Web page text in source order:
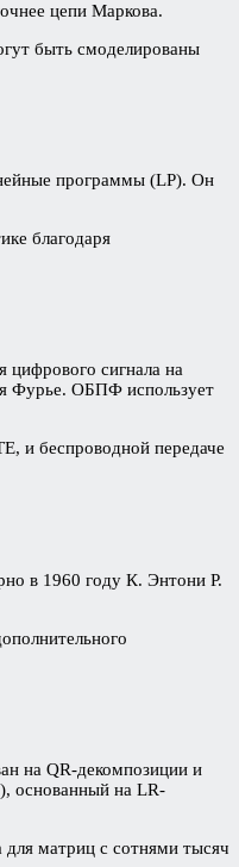
цепи Маркова.
быть смоделированы
программы (LP). Он
благодаря
сигнала на
Фурье. ОБПФ использует
и беспроводной передаче
в 1960 году К. Энтони Р.
на QR-декомпозиции и
основанный на LR-
матриц с сотнями тысяч